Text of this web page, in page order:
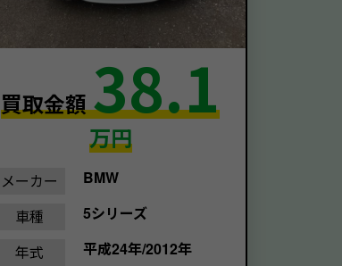
買取金額38.1
万円
メーカー
BMW
車種
5シリーズ
年式
平成24年/2012年